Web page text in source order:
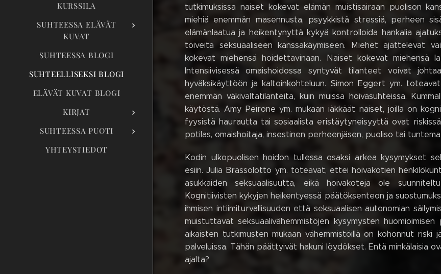
KURSSILA
SUHTEESSA ELÄVÄT
KUVAT
SUHTEESSA BLOGI
SUHTEELLISEKSI BLOGI
ELÄVÄT KUVAT BLOGI
KIRJAT
SUHTEESSA PUOTI
YHTEYSTIEDOT
tutkimuksissa naiset kokevat elämän muistisairaan puolison
miehiä enemmän masennusta, psyykkistä stressiä, perheen
elämänlaatua ja heikentynyttä kykyä kontrolloida hankalia
toiveita seksuaaliseen kanssakäymiseen. Miehet ajattelevat
kokevat miehensä hoidettavinaan. Naiset kokevat miehensä
Intensiivisessä omaishoidossa syntyvät tilanteet voivat
hyväksikäyttöön ja kaltoinkohteluun. Simon Eggert ym.
enemmän väkivaltatilanteita, kuin muissa hoivasuhteissa.
käytöstä. Amy Peirone ym. mukaan iäkkäät naiset, joilla on
fyysistä haurautta tai sosiaalista eristäytyneisyyttä ovat
potilas, omaishoitaja, insestinen perheenjäsen, puoliso tai
Kodin ulkopuolisen hoidon tullessa osaksi arkea kysymykset
esiin. Julia Brassolotto ym. toteavat, ettei hoivakotien
asukkaiden seksuaalisuutta, eikä hoivakoteja ole
Kognitiivisten kykyjen heikentyessä päätöksenteon ja
ihmisen intiimiturvallisuuden että seksuaalisen autonomian
muistuttavat seksuaalivähemmistöjen kysymysten
aikaisten tutkimusten mukaan vähemmistöillä on kohonnut
palveluissa. Tähän päättyivät hakuni löydökset. Entä minkälaisia
ajalta?